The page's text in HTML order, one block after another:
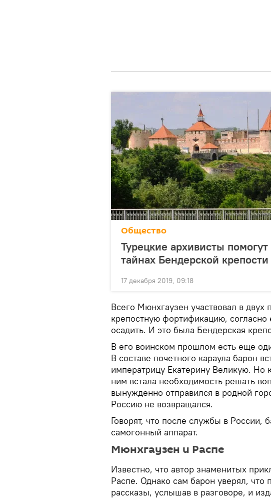
Общество
Турецкие архивисты
тайнах Бендерской крепости
17 декабря 2019, 09:18
Всего Мюнхгаузен участвовал в двух
крепостную фортификацию,
осадить. И это была Бендерская
В его воинском прошлом есть еще
В составе почетного караула барон
императрицу Екатерину Великую. Но
ним встала необходимость решать
вынужденно отправился в родной
Россию не возвращался.
Говорят, что после службы в России,
самогонный аппарат.
Мюнхгаузен и Распе
Известно, что автор знаменитых
Распе. Однако сам барон уверял, что
рассказы, услышав в разговоре, и